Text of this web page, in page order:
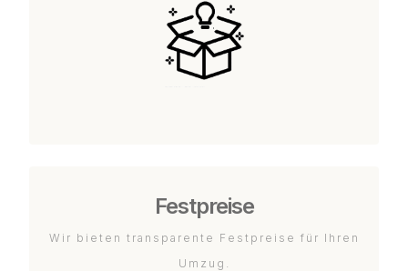
Festpreise
Wir bieten transparente Festpreise für Ihren
Umzug.